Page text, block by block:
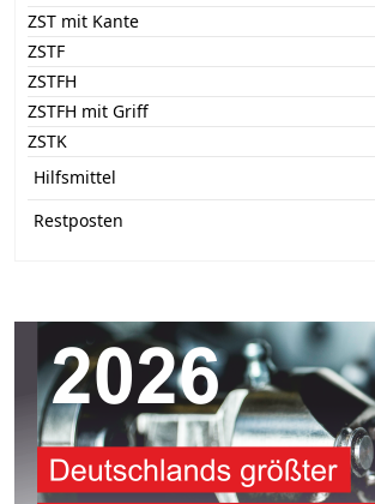
ZST mit Kante
ZSTF
ZSTFH
ZSTFH mit Griff
ZSTK
Hilfsmittel
Restposten